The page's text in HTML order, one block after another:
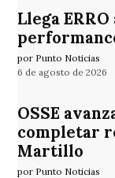
Llega
por Punto Noticias
6 de agosto de 2026
OSSE
completar
Martillo
por Punto Noticias